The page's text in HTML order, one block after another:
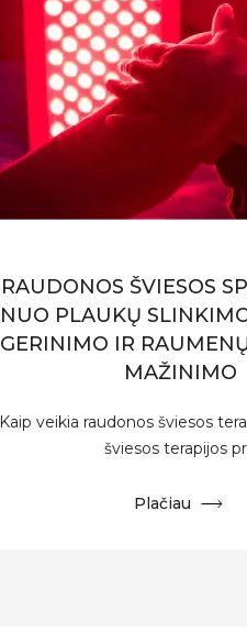
RAUDONOS ŠVIESOS
NUO PLAUKŲ
GERINIMO IR
MAŽINIMO
Kaip veikia raudonos šviesos
šviesos terapijos
Plačiau